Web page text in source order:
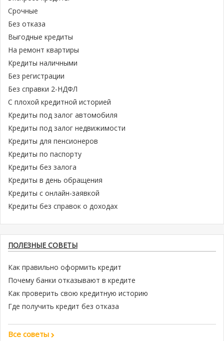
Срочные
Без отказа
Выгодные кредиты
На ремонт квартиры
Кредиты наличными
Без регистрации
Без справки 2-НДФЛ
С плохой кредитной историей
Кредиты под залог автомобиля
Кредиты под залог недвижимости
Кредиты для пенсионеров
Кредиты по паспорту
Кредиты без залога
Кредиты в день обращения
Кредиты с онлайн-заявкой
Кредиты без справок о доходах
ПОЛЕЗНЫЕ СОВЕТЫ
Как правильно оформить кредит
Почему банки отказывают в кредите
Как проверить свою кредитную историю
Где получить кредит без отказа
Все советы